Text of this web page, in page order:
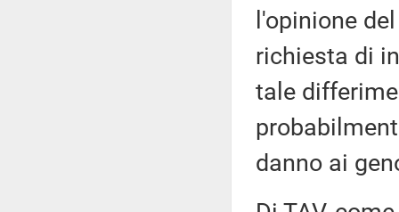
l'opinione
richiesta di
tale
danno ai